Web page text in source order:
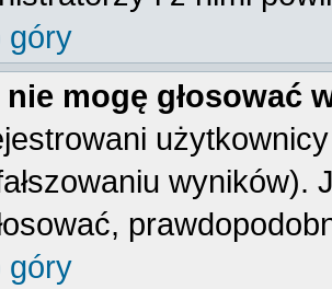
góry
mogę głosować
wyników).
góry